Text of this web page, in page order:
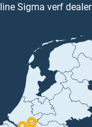
Sigma verf dealer